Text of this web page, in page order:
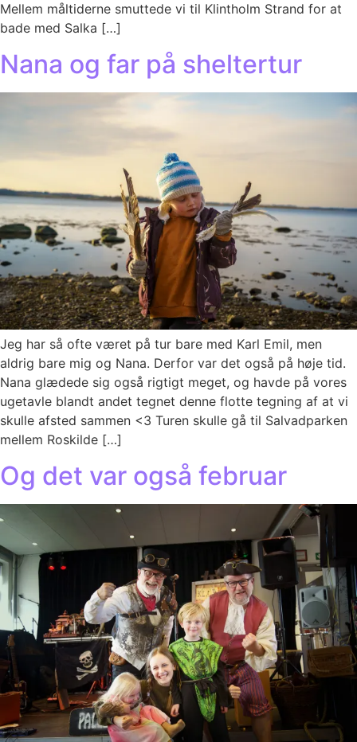
Mellem måltiderne smuttede vi til Klintholm Strand for at
bade med Salka […]
Nana og far på sheltertur
Jeg har så ofte været på tur bare med Karl Emil, men
aldrig bare mig og Nana. Derfor var det også på høje tid.
Nana glædede sig også rigtigt meget, og havde på vores
ugetavle blandt andet tegnet denne flotte tegning af at vi
skulle afsted sammen <3 Turen skulle gå til Salvadparken
mellem Roskilde […]
Og det var også februar